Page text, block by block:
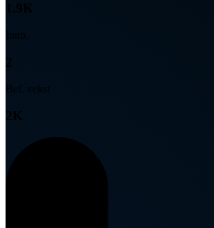
1.9K
Innb.
2
Bef. vekst
2K